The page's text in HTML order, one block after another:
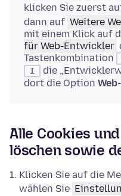
klicken Sie zuerst
dann auf Weitere
mit einem Klick auf
für Web-Entwickler
Tastenkombination
I
die
dort die Option
Alle Cookies
löschen sowie
Klicken Sie auf die
wählen Sie